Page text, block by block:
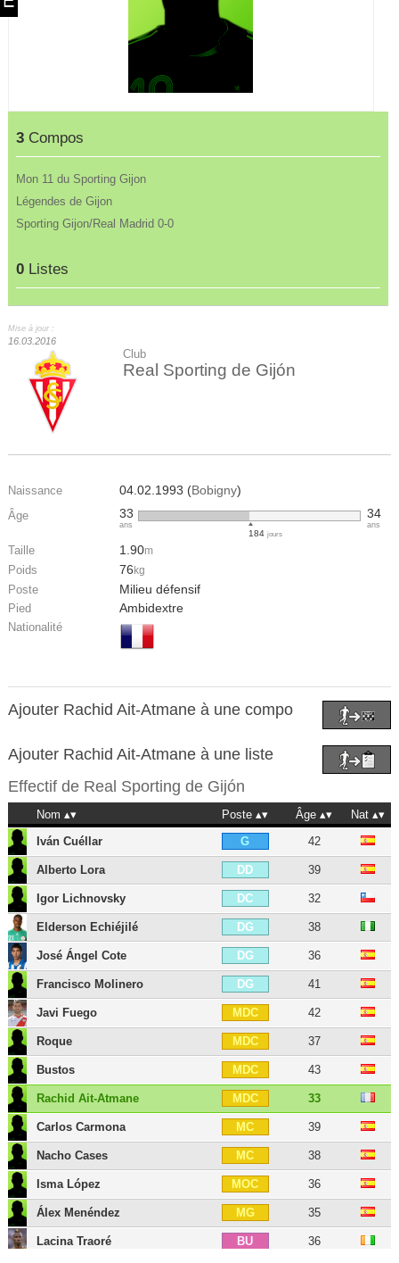
3 Compos
Mon 11 du Sporting Gijon
Légendes de Gijon
Sporting Gijon/Real Madrid 0-0
0 Listes
Mise à jour :
16.03.2016
Club
Real Sporting de Gijón
Naissance 04.02.1993 (Bobigny)
Âge 33
ans
184 jours
34
ans
Taille 1.90m
Poids 76 kg
Poste Milieu défensif
Pied Ambidextre
Nationalité
Ajouter Rachid Ait-Atmane à une compo
Ajouter Rachid Ait-Atmane à une liste
Effectif de Real Sporting de Gijón
Nom Poste Âge
Nat
Iván Cuéllar
G 42
Alberto Lora DD 39
Igor Lichnovsky DC 32
Elderson Echiéjilé DG 38
José Ángel Cote DG 36
Francisco Molinero DG 41
Javi Fuego MDC 42
Roque MDC 37
Bustos MDC 43
Rachid Ait-Atmane MDC 33
Carlos Carmona MC 39
Nacho Cases MC 38
Isma López MOC 36
Álex Menéndez MG 35
Lacina Traoré BU 36